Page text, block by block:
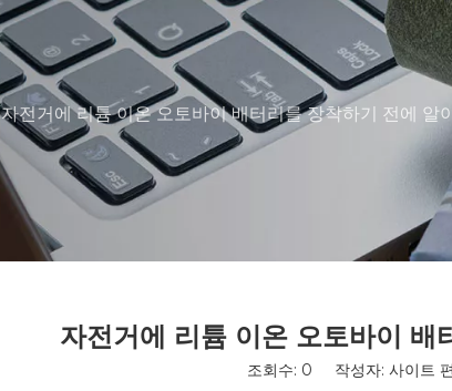
자전거에 리튬 이온 오토바이 배터리를 장착하기 전에 알
자전거에 리튬 이온 오토바이 배
조회수: 0 작성자: 사이트